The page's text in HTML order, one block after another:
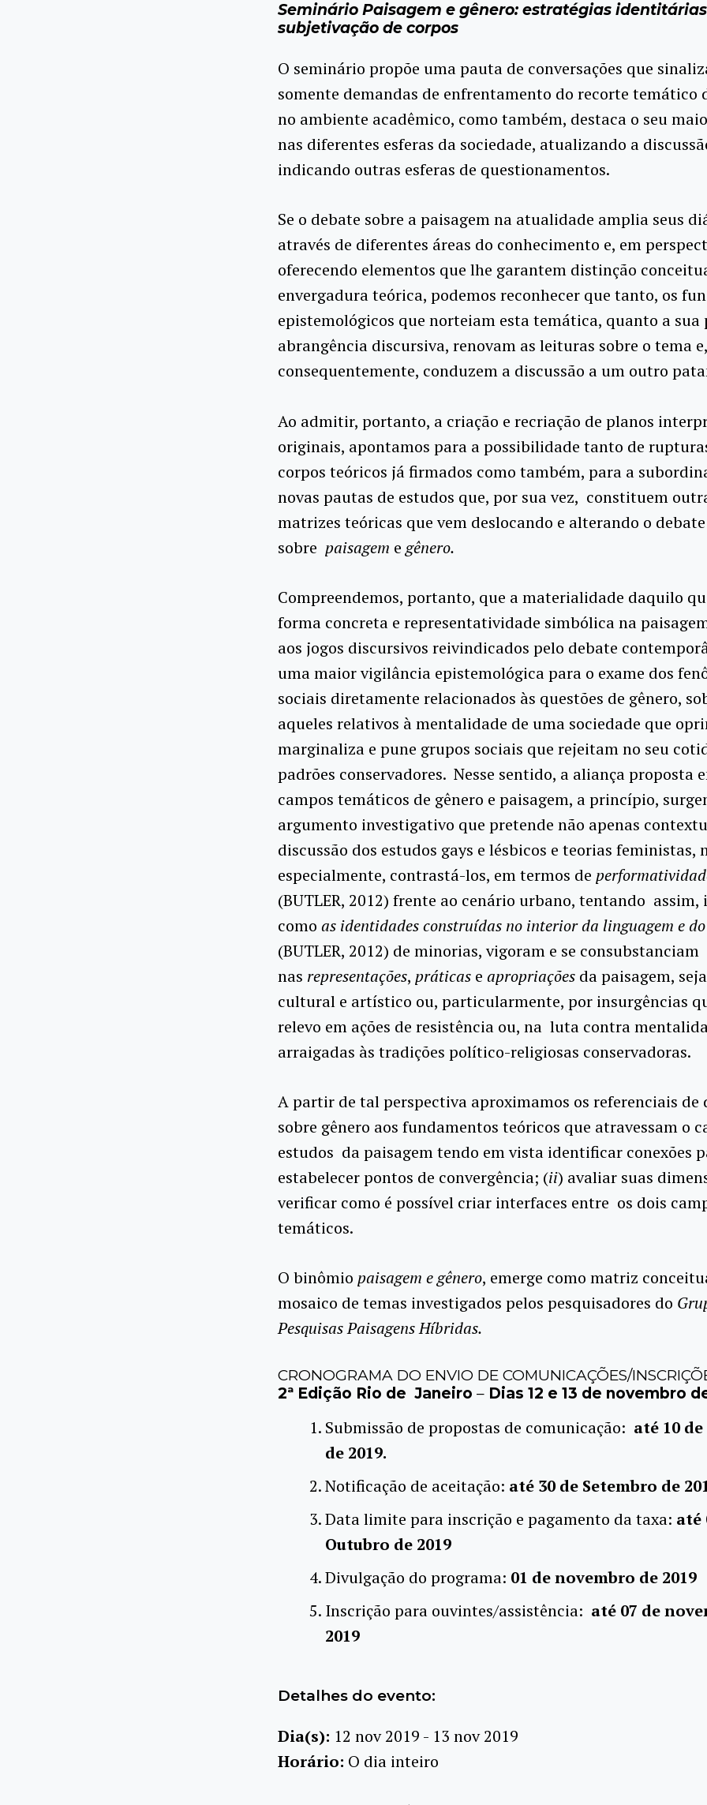
Seminário Paisagem e gênero: estratégias
subjetivação de corpos
O seminário propõe uma pauta de conversações que
somente demandas de enfrentamento do recorte temático
no ambiente acadêmico, como também, destaca o seu
nas diferentes esferas da sociedade, atualizando a
indicando outras esferas de questionamentos.
Se o debate sobre a paisagem na atualidade amplia seus
através de diferentes áreas do conhecimento e, em
oferecendo elementos que lhe garantem distinção
envergadura teórica, podemos reconhecer que tanto, os
epistemológicos que norteiam esta temática, quanto a sua
abrangência discursiva, renovam as leituras sobre o tema e,
consequentemente, conduzem a discussão a um outro
Ao admitir, portanto, a criação e recriação de planos
originais, apontamos para a possibilidade tanto de
corpos teóricos já firmados como também, para a
novas pautas de estudos que, por sua vez, constituem
matrizes teóricas que vem deslocando e alterando o debate
sobre paisagem e gênero.
Compreendemos, portanto, que a materialidade daquilo
forma concreta e representatividade simbólica na
aos jogos discursivos reivindicados pelo debate
uma maior vigilância epistemológica para o exame dos
sociais diretamente relacionados às questões de gênero,
aqueles relativos à mentalidade de uma sociedade que
marginaliza e pune grupos sociais que rejeitam no seu
padrões conservadores. Nesse sentido, a aliança proposta
campos temáticos de gênero e paisagem, a princípio,
argumento investigativo que pretende não apenas
discussão dos estudos gays e lésbicos e teorias feministas,
especialmente, contrastá-los, em termos de
(BUTLER, 2012) frente ao cenário urbano, tentando
como as identidades construídas no interior da linguagem e
(BUTLER, 2012) de minorias, vigoram e se consubstanciam
nas representações, práticas e apropriações da paisagem,
cultural e artístico ou, particularmente, por insurgências
relevo em ações de resistência ou, na luta contra
arraigadas às tradições político-religiosas conservadoras.
A partir de tal perspectiva aproximamos os referenciais de
sobre gênero aos fundamentos teóricos que atravessam o
estudos da paisagem tendo em vista identificar conexões
estabelecer pontos de convergência; (ii) avaliar suas
verificar como é possível criar interfaces entre os dois
temáticos.
O binômio paisagem e gênero, emerge como matriz
mosaico de temas investigados pelos pesquisadores do
Pesquisas Paisagens Híbridas.
CRONOGRAMA DO ENVIO DE COMUNICAÇÕES/
2ª Edição Rio de Janeiro – Dias 12 e 13 de novembro
Submissão de propostas de comunicação: até 10
de 2019.
Notificação de aceitação: até 30 de Setembro de
Data limite para inscrição e pagamento da taxa: até
Outubro de 2019
Divulgação do programa: 01 de novembro de 2019
Inscrição para ouvintes/assistência: até 07 de
2019
Detalhes do evento:
Dia(s): 12 nov 2019 - 13 nov 2019
Horário: O dia inteiro